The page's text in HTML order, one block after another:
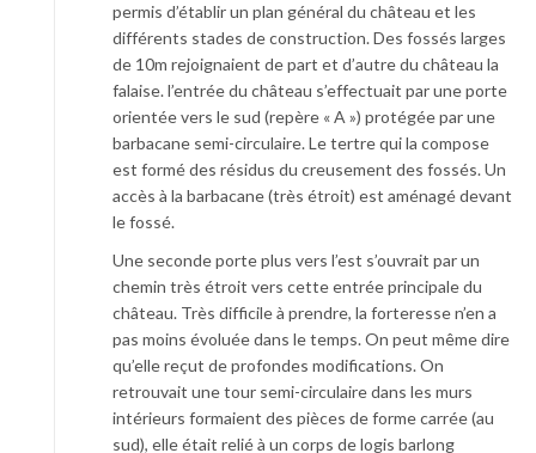
permis d’établir un plan général du château et les
différents stades de construction. Des fossés larges
de 10m rejoignaient de part et d’autre du château la
falaise. l’entrée du château s’effectuait par une porte
orientée vers le sud (repère « A ») protégée par une
barbacane semi-circulaire. Le tertre qui la compose
est formé des résidus du creusement des fossés. Un
accès à la barbacane (très étroit) est aménagé devant
le fossé.
Une seconde porte plus vers l’est s’ouvrait par un
chemin très étroit vers cette entrée principale du
château. Très difficile à prendre, la forteresse n’en a
pas moins évoluée dans le temps. On peut même dire
qu’elle reçut de profondes modifications. On
retrouvait une tour semi-circulaire dans les murs
intérieurs formaient des pièces de forme carrée (au
sud), elle était relié à un corps de logis barlong